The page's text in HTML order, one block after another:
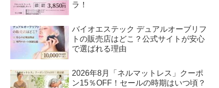
ラ！
バイオエステック デュアルオーブリフ
トの販売店はどこ？公式サイトが安心
で選ばれる理由
2026年8月「ネルマットレス」クーポ
ン15％OFF！セールの時期はいつ頃？